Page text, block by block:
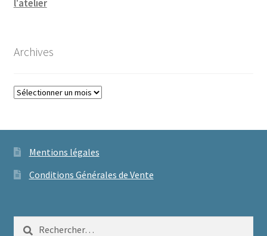
l'atelier
Archives
Archives
Mentions légales
Conditions Générales de Vente